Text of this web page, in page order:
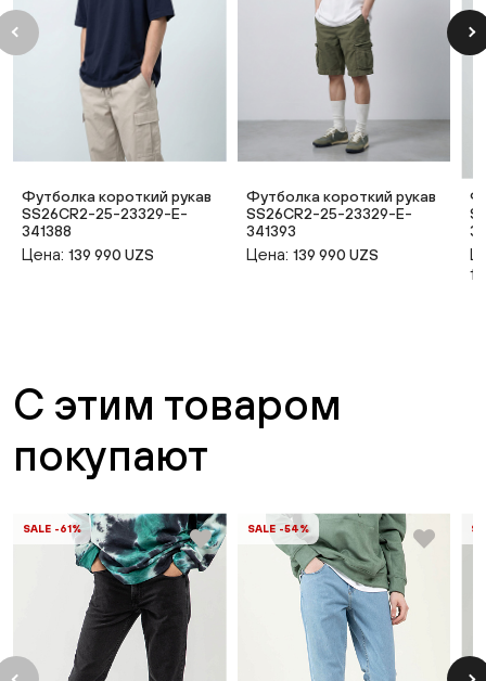
Футболка короткий рукав
SS26CR2-25-23329-E-
341388
Цена: 139 990 UZS
Футболка короткий рукав
SS26CR2-25-23329-E-
341393
Цена: 139 990 UZS
С этим товаром
покупают
SALE -61% SALE -54%